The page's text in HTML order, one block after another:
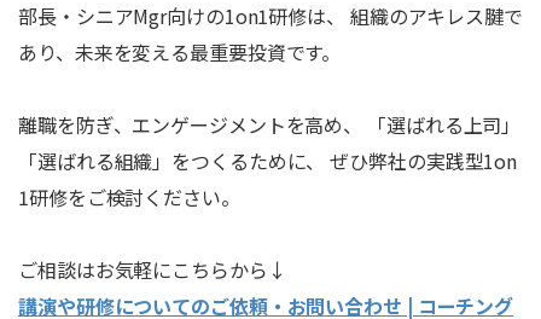
部長・シニアMgr向けの1on1研修は、 組織のアキレス腱で
あり、未来を変える最重要投資です。
離職を防ぎ、エンゲージメントを高め、 「選ばれる上司」
「選ばれる組織」をつくるために、 ぜひ弊社の実践型1on
1研修をご検討ください。
ご相談はお気軽にこちらから↓
講演や研修についてのご依頼・お問い合わせ | コーチング